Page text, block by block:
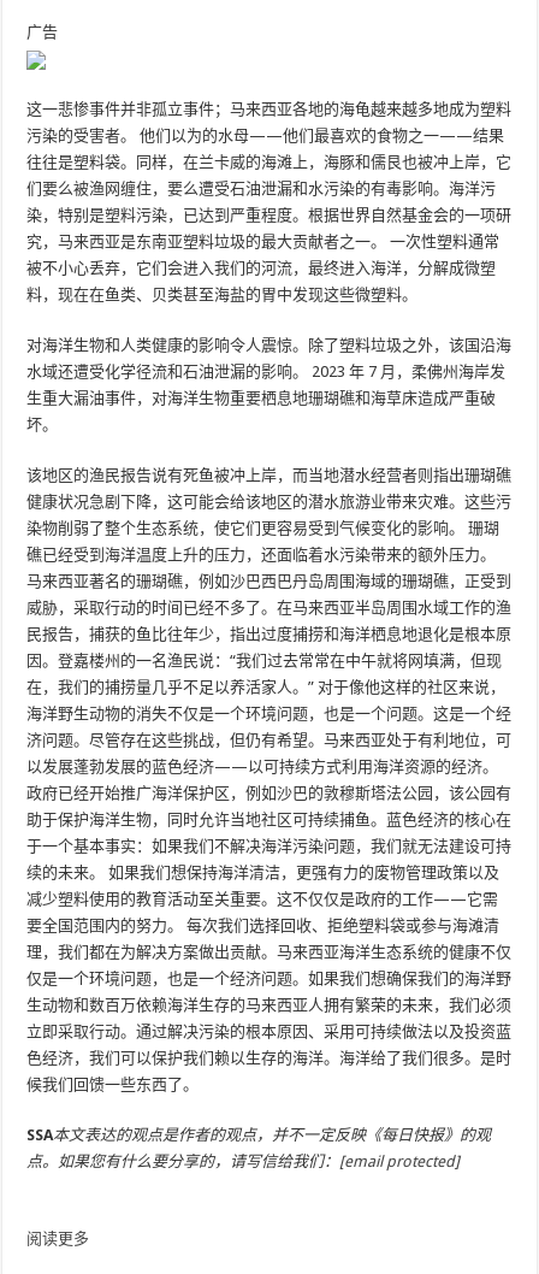
广告
这一悲惨事件并非孤立事件；马来西亚各地的海龟越来越多地成为塑料
污染的受害者。 他们以为的水母——他们最喜欢的食物之一——结果
往往是塑料袋。同样，在兰卡威的海滩上，海豚和儒艮也被冲上岸，它
们要么被渔网缠住，要么遭受石油泄漏和水污染的有毒影响。海洋污
染，特别是塑料污染，已达到严重程度。根据世界自然基金会的一项研
究，马来西亚是东南亚塑料垃圾的最大贡献者之一。 一次性塑料通常
被不小心丢弃，它们会进入我们的河流，最终进入海洋，分解成微塑
料，现在在鱼类、贝类甚至海盐的胃中发现这些微塑料。
对海洋生物和人类健康的影响令人震惊。除了塑料垃圾之外，该国沿海
水域还遭受化学径流和石油泄漏的影响。 2023 年 7 月，柔佛州海岸发
生重大漏油事件，对海洋生物重要栖息地珊瑚礁和海草床造成严重破
坏。
该地区的渔民报告说有死鱼被冲上岸，而当地潜水经营者则指出珊瑚礁
健康状况急剧下降，这可能会给该地区的潜水旅游业带来灾难。这些污
染物削弱了整个生态系统，使它们更容易受到气候变化的影响。 珊瑚
礁已经受到海洋温度上升的压力，还面临着水污染带来的额外压力。
马来西亚著名的珊瑚礁，例如沙巴西巴丹岛周围海域的珊瑚礁，正受到
威胁，采取行动的时间已经不多了。在马来西亚半岛周围水域工作的渔
民报告，捕获的鱼比往年少，指出过度捕捞和海洋栖息地退化是根本原
因。登嘉楼州的一名渔民说：“我们过去常常在中午就将网填满，但现
在，我们的捕捞量几乎不足以养活家人。” 对于像他这样的社区来说，
海洋野生动物的消失不仅是一个环境问题，也是一个问题。这是一个经
济问题。尽管存在这些挑战，但仍有希望。马来西亚处于有利地位，可
以发展蓬勃发展的蓝色经济——以可持续方式利用海洋资源的经济。
政府已经开始推广海洋保护区，例如沙巴的敦穆斯塔法公园，该公园有
助于保护海洋生物，同时允许当地社区可持续捕鱼。蓝色经济的核心在
于一个基本事实：如果我们不解决海洋污染问题，我们就无法建设可持
续的未来。 如果我们想保持海洋清洁，更强有力的废物管理政策以及
减少塑料使用的教育活动至关重要。这不仅仅是政府的工作——它需
要全国范围内的努力。 每次我们选择回收、拒绝塑料袋或参与海滩清
理，我们都在为解决方案做出贡献。马来西亚海洋生态系统的健康不仅
仅是一个环境问题，也是一个经济问题。如果我们想确保我们的海洋野
生动物和数百万依赖海洋生存的马来西亚人拥有繁荣的未来，我们必须
立即采取行动。通过解决污染的根本原因、采用可持续做法以及投资蓝
色经济，我们可以保护我们赖以生存的海洋。海洋给了我们很多。是时
候我们回馈一些东西了。
SSA本文表达的观点是作者的观点，并不一定反映《每日快报》的观
点。如果您有什么要分享的，请写信给我们： [email protected]
阅读更多